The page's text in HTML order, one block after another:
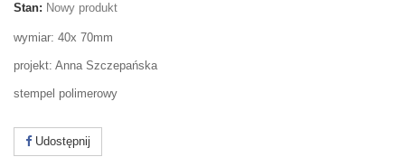
Stan: Nowy produkt
wymiar: 40x 70mm
projekt: Anna Szczepańska
stempel polimerowy
Udostępnij